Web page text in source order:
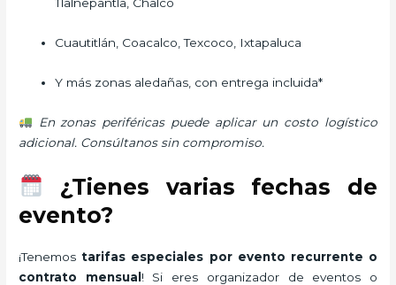
Cuautitlán, Coacalco, Texcoco, Ixtapaluca
Y más zonas aledañas, con entrega incluida*
En zonas periféricas puede aplicar un costo logístico
adicional. Consúltanos sin compromiso.
¿Tienes varias fechas de
evento?
¡Tenemostarifas especiales por evento recurrente o
contrato mensual! Si eres organizador de eventos o